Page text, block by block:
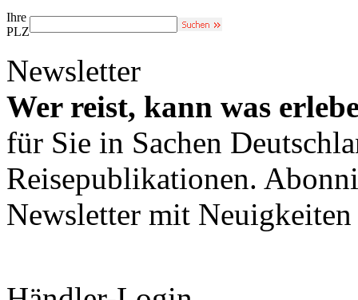
Ihre
PLZ
Newsletter
Wer reist, kann was
für Sie in Sachen
Reisepublikationen.
Newsletter mit